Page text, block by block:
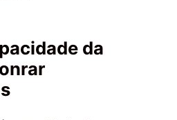
da